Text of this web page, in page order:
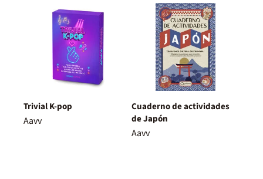
Trivial K-pop
Aavv
Cuaderno de actividades
de Japón
Aavv